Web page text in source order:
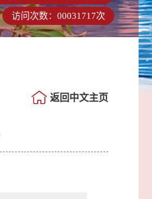
访问次数： 00031717次
返回中文主页